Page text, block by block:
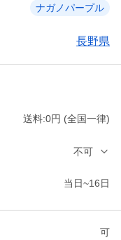
ナガノパープル
長野県
送料:0円 (全国一律)
不可
当日~16日
可